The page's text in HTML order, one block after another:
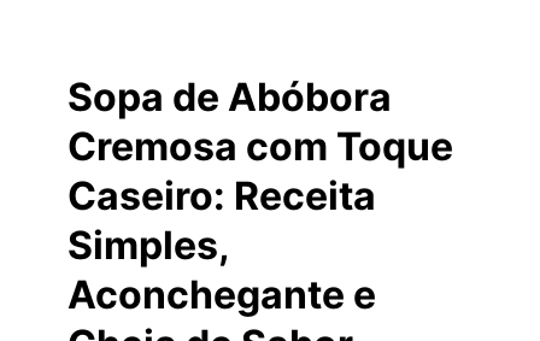
Sopa de Abóbora
Cremosa com Toque
Caseiro: Receita
Simples,
Aconchegante e